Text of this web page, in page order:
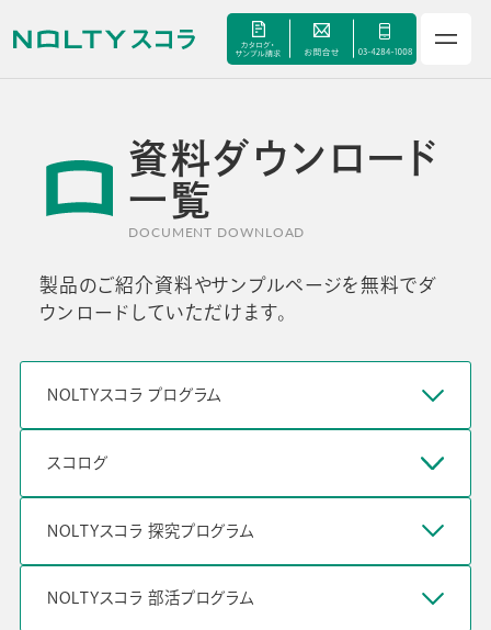
手帳甲子園
資料ダウンロード
先生の学び応援コラム
資料ダウンロード
一覧
DOCUMENT DOWNLOAD
製品のご紹介資料やサンプルページを無料でダ
ウンロードしていただけます。
NOLTYスコラ プログラム
スコログ
NOLTYスコラ 探究プログラム
NOLTYスコラ 部活プログラム